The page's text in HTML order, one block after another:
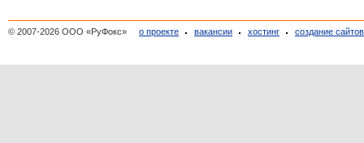
© 2007-2026 ООО «РуФокс» о проекте вакансии хостинг создание сайтов